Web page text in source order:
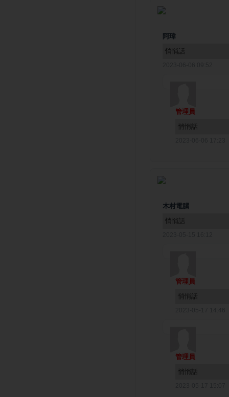
阿瑋
悄悄話
管理員
悄悄話
木村電腦
悄悄話
管理員
悄悄話
管理員
悄悄話